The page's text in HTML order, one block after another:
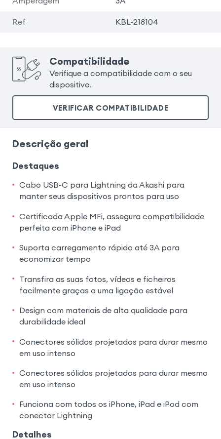
Ref KBL-218104
Compatibilidade
Verifique a compatibilidade com o seu
dispositivo.
VERIFICAR COMPATIBILIDADE
Descrição geral
Destaques
Cabo USB-C para Lightning da Akashi para
manter seus dispositivos prontos para uso
Certificada Apple MFi, assegura compatibilidade
perfeita com iPhone e iPad
Suporta carregamento rápido até 3A para
economizar tempo
Transfira as suas fotos, vídeos e ficheiros
facilmente graças a uma ligação estável
Design com materiais de alta qualidade para
durabilidade ideal
Conectores sólidos projetados para durar mesmo
em uso intenso
Conectores sólidos projetados para durar mesmo
em uso intenso
Funciona com todos os iPhone, iPad e iPod com
conector Lightning
Detalhes